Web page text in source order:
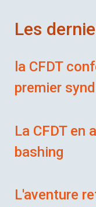
Les
la CFDT
premier
La CFDT en
bashing
L'aventure